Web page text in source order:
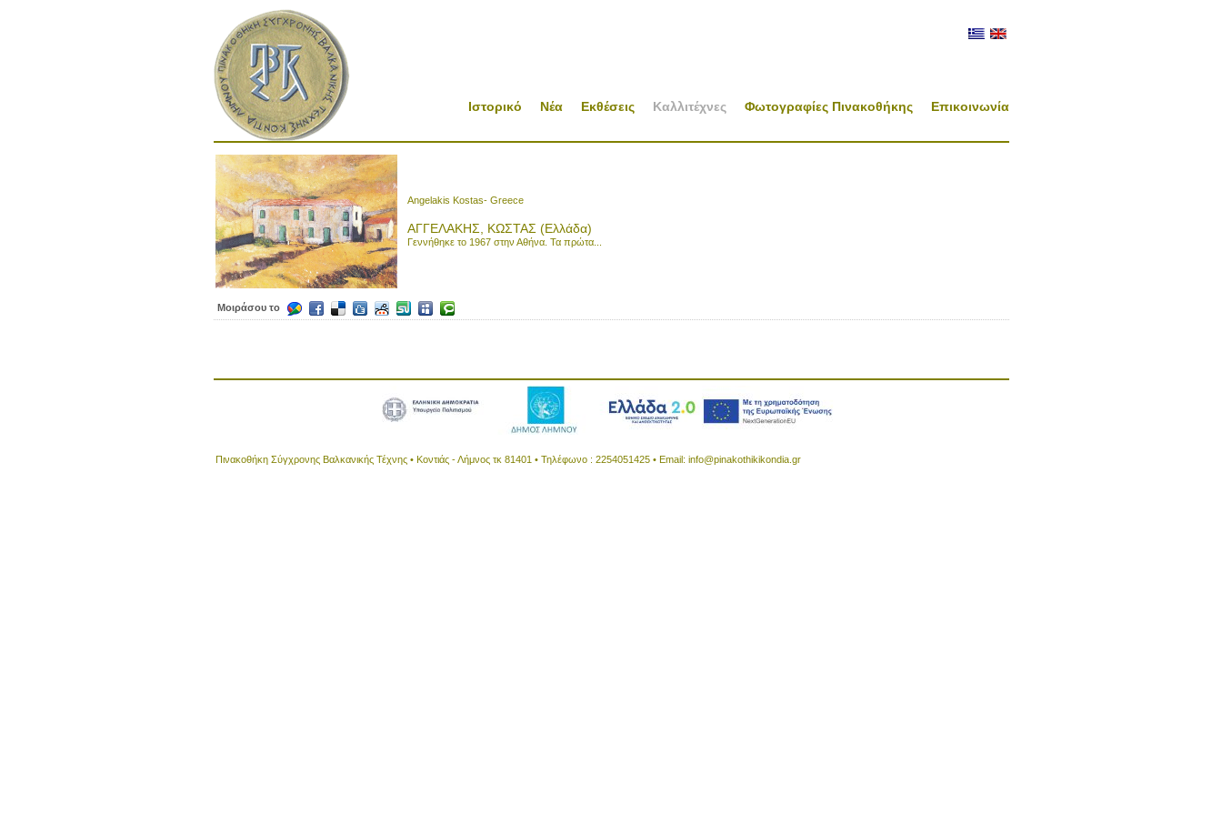
Επικοινωνία
Φωτογραφίες Πινακοθήκης
Καλλιτέχνες
Εκθέσεις
Νέα
Ιστορικό
Angelakis Kostas- Greece
ΑΓΓΕΛΑΚΗΣ, ΚΩΣΤΑΣ (Ελλάδα)
Γεννήθηκε το 1967 στην Αθήνα. Τα πρώτα...
Μοιράσου το
Πινακοθήκη Σύγχρονης Βαλκανικής Τέχνης • Κοντιάς - Λήμνος τκ 81401 • Τηλέφωνο : 2254051425 • Email: info@pinakothikikondia.gr